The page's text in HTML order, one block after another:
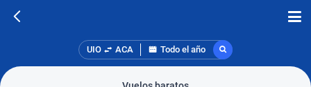
UIO ACA Todo el año